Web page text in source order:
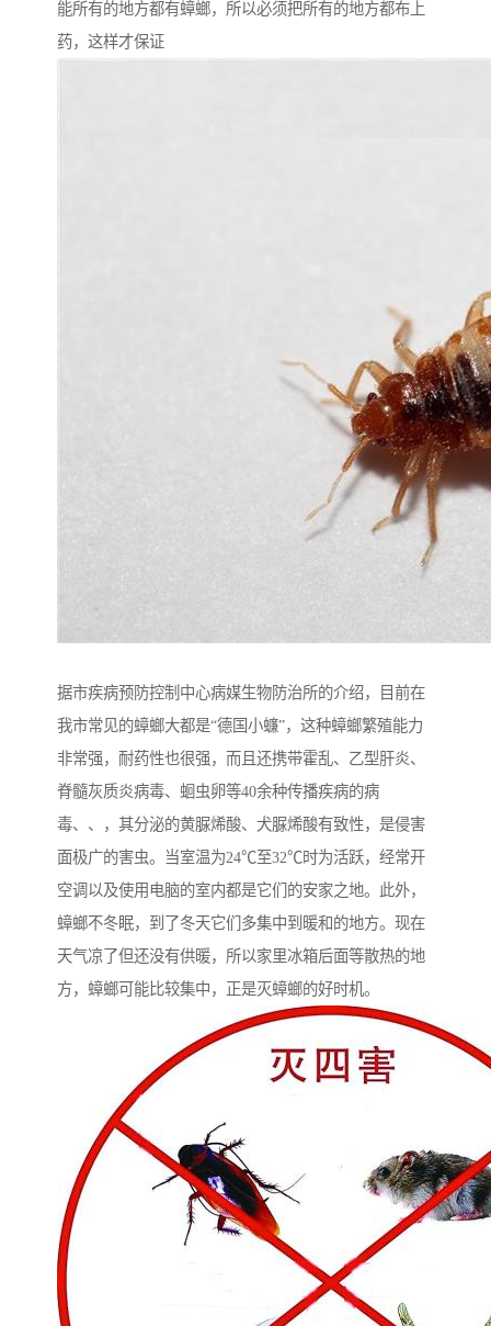
能所有的地方都有蟑螂，所以必须把所有的地方都布上
药，这样才保证
据市疾病预防控制中心病媒生物防治所的介绍，目前在
我市常见的蟑螂大都是“德国小蠊”，这种蟑螂繁殖能力
非常强，耐药性也很强，而且还携带霍乱、乙型肝炎、
脊髓灰质炎病毒、蛔虫卵等40余种传播疾病的病
毒、、，其分泌的黄脲烯酸、犬脲烯酸有致性，是侵害
面极广的害虫。当室温为24℃至32℃时为活跃，经常开
空调以及使用电脑的室内都是它们的安家之地。此外，
蟑螂不冬眠，到了冬天它们多集中到暖和的地方。现在
天气凉了但还没有供暖，所以家里冰箱后面等散热的地
方，蟑螂可能比较集中，正是灭蟑螂的好时机。